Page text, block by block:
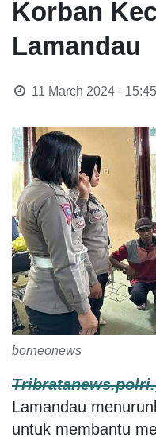
Korban
Lamandau
11 March 2024 - 15:45
borneonews
Lamandau
untuk membantu